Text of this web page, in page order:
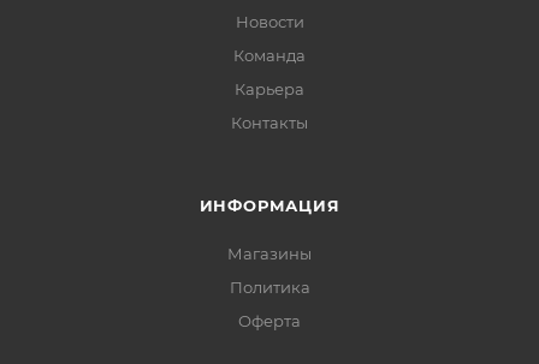
Новости
Команда
Карьера
Контакты
ИНФОРМАЦИЯ
Магазины
Политика
Офертa